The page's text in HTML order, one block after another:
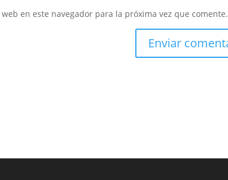
en este navegador para la próxima vez que comente.